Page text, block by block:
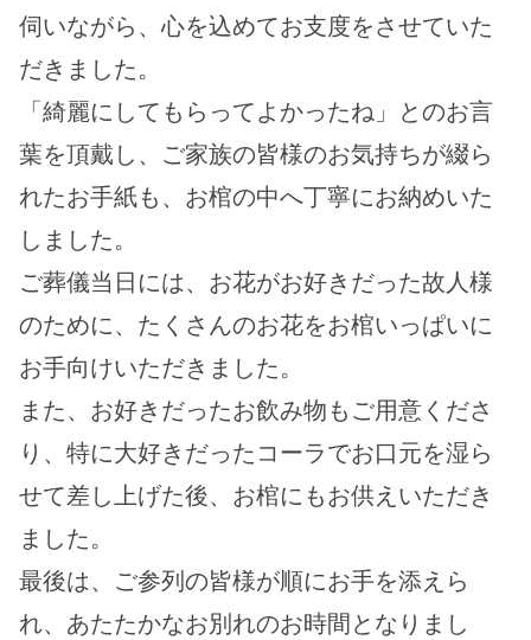
伺いながら、心を込めてお支度をさせていた
だきました。
「綺麗にしてもらってよかったね」とのお言
葉を頂戴し、ご家族の皆様のお気持ちが綴ら
れたお手紙も、お棺の中へ丁寧にお納めいた
しました。
ご葬儀当日には、お花がお好きだった故人様
のために、たくさんのお花をお棺いっぱいに
お手向けいただきました。
また、お好きだったお飲み物もご用意くださ
り、特に大好きだったコーラでお口元を湿ら
せて差し上げた後、お棺にもお供えいただき
ました。
最後は、ご参列の皆様が順にお手を添えら
れ、あたたかなお別れのお時間となりまし